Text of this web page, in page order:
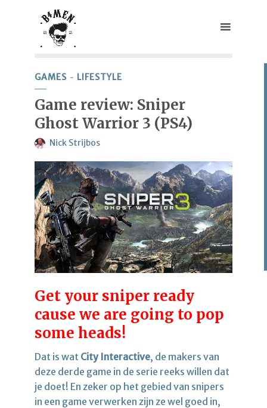
GAMES LIFESTYLE
Game review: Sniper
Ghost Warrior 3 (PS4)
Nick Strijbos
Get your sniper ready
cause we are going to pop
some heads!
Dat is wat City Interactive, de makers van
deze derde game in de serie reeks willen dat
je doet! En zeker op het gebied van snipers
in een game verwerken zijn ze wel goed in,